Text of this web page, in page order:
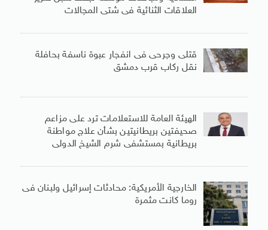
العلاقات الثنائية فى شتى المجالات
قتلى وجرحى فى انفجار عبوة ناسفة بحافلة
نقل ركاب قرب دمشق
الهيئة العامة للاستعلامات ترد على مزاعم
صحيفتين بريطانيتين بشأن علاج مواطنة
بريطانية بمستشفى شرم الشيخ الدولى
الخارجية الأمريكية: محادثات إسرائيل ولبنان فى
روما كانت مثمرة